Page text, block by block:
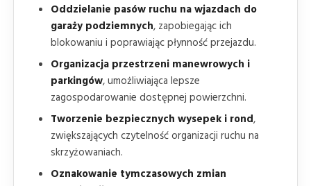
Oddzielanie pasów ruchu na wjazdach do
garaży podziemnych, zapobiegając ich
blokowaniu i poprawiając płynność przejazdu.
Organizacja przestrzeni manewrowych i
parkingów, umożliwiająca lepsze
zagospodarowanie dostępnej powierzchni.
Tworzenie bezpiecznych wysepek i rond,
zwiększających czytelność organizacji ruchu na
skrzyżowaniach.
Oznakowanie tymczasowych zmian